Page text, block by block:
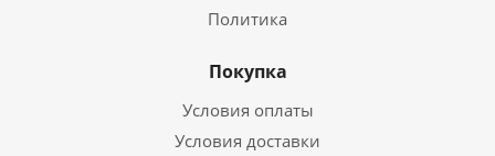
Политика
Покупка
Условия оплаты
Условия доставки